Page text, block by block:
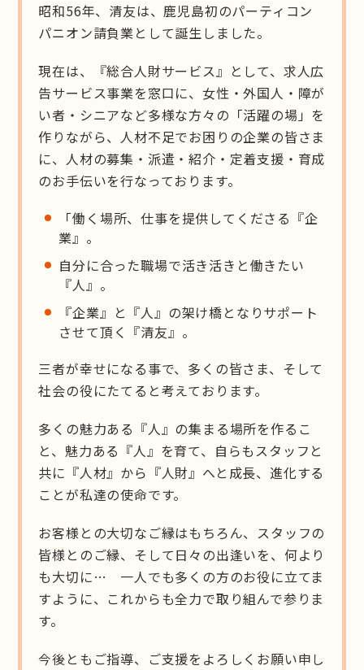
昭和56年、清友は、鹿児島初のパーティコン
パニオン請負業として誕生しました。
現在は、『総合人財サービス』として、求人広
告サービス事業を窓口に、女性・外国人・障が
い者・シニアなど多様な方々の「活躍の場」を
作りながら、人材不足でお困りの企業の皆さま
に、人材の募集・派遣・紹介・定着支援・育成
のお手伝いを行なっております。
「働く場所、仕事を提供してくださる『企
業』。
自分に合った職場で活き活きと働きたい
『人』。
『企業』と『人』の架け橋となりサポート
させて頂く『清友』。
三者が幸せになる事で、多くの皆さま、そして
社会の役にたてると考えております。
多くの魅力ある『人』の集まる場所を作るこ
と、魅力ある『人』を育て、自らもスタッフと
共に『人材』から『人財』へと成長、進化する
ことが私達の使命です。
お客様との大切なご縁はもちろん、スタッフの
皆様とのご縁、そして日々の出逢いを、何より
も大切に… 一人でも多くの方のお役に立てま
すように、これからも全力で取り組んで参りま
す。
今後ともご指導、ご支援をよろしくお願い申し